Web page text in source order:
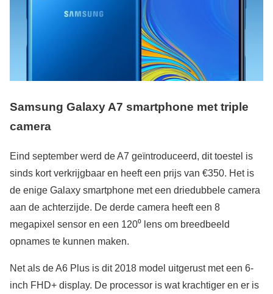
Samsung Galaxy A7 smartphone met triple
camera
Eind september werd de A7 geïntroduceerd, dit toestel is
sinds kort verkrijgbaar en heeft een prijs van €350. Het is
de enige Galaxy smartphone met een driedubbele camera
aan de achterzijde. De derde camera heeft een 8
megapixel sensor en een 120⁰ lens om breedbeeld
opnames te kunnen maken.
Net als de A6 Plus is dit 2018 model uitgerust met een 6-
inch FHD+ display. De processor is wat krachtiger en er is